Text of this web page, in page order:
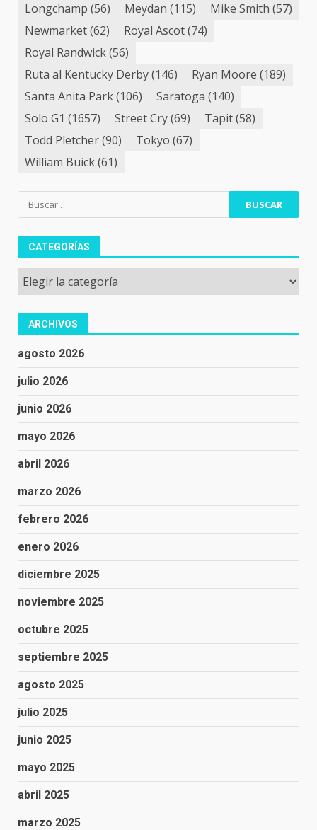
Longchamp (56) Meydan (115) Mike Smith (57)
Newmarket(62) Royal Ascot(74)
Royal Randwick(56)
Ruta al Kentucky Derby(146) Ryan Moore (189)
Santa Anita Park(106) Saratoga (140)
Solo G1 (1657) Street Cry(69) Tapit(58)
Todd Pletcher(90) Tokyo (67)
William Buick(61)
Buscar:
CATEGORÍAS
Categorías
ARCHIVOS
agosto 2026
julio 2026
junio 2026
mayo 2026
abril 2026
marzo 2026
febrero 2026
enero 2026
diciembre 2025
noviembre 2025
octubre 2025
septiembre 2025
agosto 2025
julio 2025
junio 2025
mayo 2025
abril 2025
marzo 2025